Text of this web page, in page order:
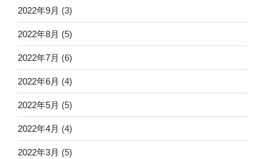
2022年9月 (3)
2022年8月 (5)
2022年7月 (6)
2022年6月 (4)
2022年5月 (5)
2022年4月 (4)
2022年3月 (5)